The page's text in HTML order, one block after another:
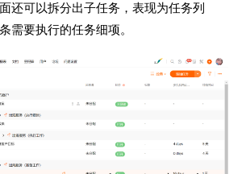
还可以拆分出子任务，表现为任务列
需要执行的任务细项。